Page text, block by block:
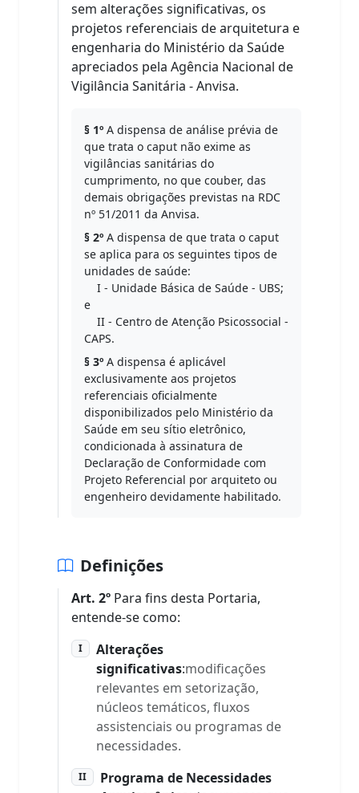
sem alterações significativas, os
projetos referenciais de arquitetura e
engenharia do Ministério da Saúde
apreciados pela Agência Nacional de
Vigilância Sanitária - Anvisa.
§ 1º A dispensa de análise prévia de
que trata o caput não exime as
vigilâncias sanitárias do
cumprimento, no que couber, das
demais obrigações previstas na RDC
nº 51/2011 da Anvisa.
§ 2º A dispensa de que trata o caput
se aplica para os seguintes tipos de
unidades de saúde:
I - Unidade Básica de Saúde - UBS;
e
II - Centro de Atenção Psicossocial -
CAPS.
§ 3º A dispensa é aplicável
exclusivamente aos projetos
referenciais oficialmente
disponibilizados pelo Ministério da
Saúde em seu sítio eletrônico,
condicionada à assinatura de
Declaração de Conformidade com
Projeto Referencial por arquiteto ou
engenheiro devidamente habilitado.
Definições
Art. 2º Para fins desta Portaria,
entende-se como:
I
Alterações
significativas:modificações
relevantes em setorização,
núcleos temáticos, fluxos
assistenciais ou programas de
necessidades.
II
Programa de Necessidades